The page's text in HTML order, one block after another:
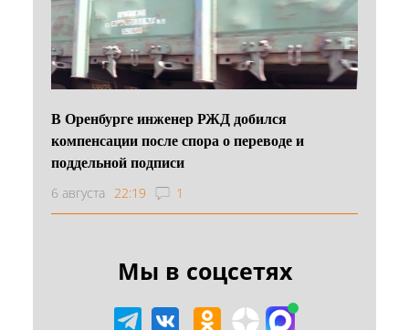
В Оренбурге инженер РЖД добился
компенсации после спора о переводе и
поддельной подписи
6 августа 22:19 1
Мы в соцсетях